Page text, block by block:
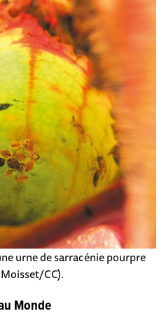
urne de sarracénie pourpre
CC).
Monde